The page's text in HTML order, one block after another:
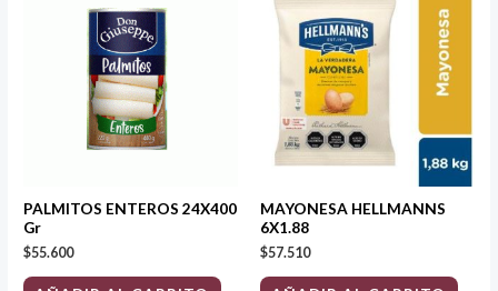
PALMITOS ENTEROS 24X400
Gr
$55.600
MAYONESA HELLMANNS
6X1.88
$57.510